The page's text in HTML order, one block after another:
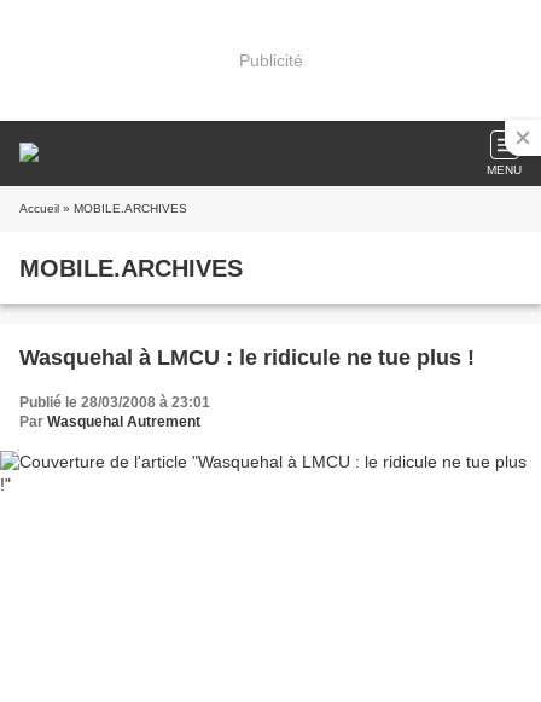
Publicité
MENU
Accueil » MOBILE.ARCHIVES
MOBILE.ARCHIVES
Wasquehal à LMCU : le ridicule ne tue plus !
Publié le 28/03/2008 à 23:01
Par Wasquehal Autrement